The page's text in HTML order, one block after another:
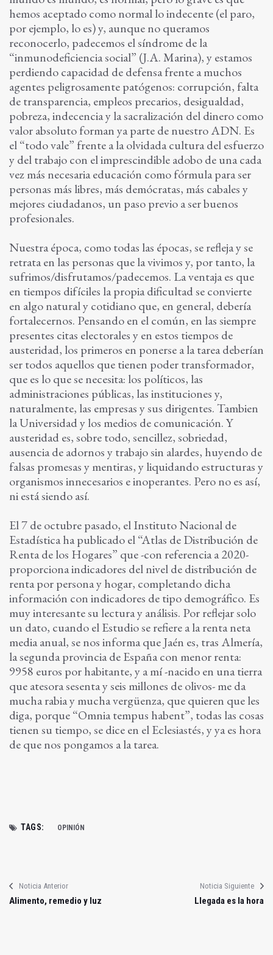
hemos aceptado como normal lo indecente (el paro,
por ejemplo, lo es) y, aunque no queramos
reconocerlo, padecemos el síndrome de la
“inmunodeficiencia social” (J.A. Marina), y estamos
perdiendo capacidad de defensa frente a muchos
agentes peligrosamente patógenos: corrupción, falta
de transparencia, empleos precarios, desigualdad,
pobreza, indecencia y la sacralización del dinero como
valor absoluto forman ya parte de nuestro ADN. Es
el “todo vale” frente a la olvidada cultura del esfuerzo
y del trabajo con el imprescindible adobo de una cada
vez más necesaria educación como fórmula para ser
personas más libres, más demócratas, más cabales y
mejores ciudadanos, un paso previo a ser buenos
profesionales.
Nuestra época, como todas las épocas, se refleja y se
retrata en las personas que la vivimos y, por tanto, la
sufrimos/disfrutamos/padecemos. La ventaja es que
en tiempos difíciles la propia dificultad se convierte
en algo natural y cotidiano que, en general, debería
fortalecernos. Pensando en el común, en las siempre
presentes citas electorales y en estos tiempos de
austeridad, los primeros en ponerse a la tarea deberían
ser todos aquellos que tienen poder transformador,
que es lo que se necesita: los políticos, las
administraciones públicas, las instituciones y,
naturalmente, las empresas y sus dirigentes. Tambien
la Universidad y los medios de comunicación. Y
austeridad es, sobre todo, sencillez, sobriedad,
ausencia de adornos y trabajo sin alardes, huyendo de
falsas promesas y mentiras, y liquidando estructuras y
organismos innecesarios e inoperantes. Pero no es así,
ni está siendo así.
El 7 de octubre pasado, el Instituto Nacional de
Estadística ha publicado el “Atlas de Distribución de
Renta de los Hogares” que -con referencia a 2020-
proporciona indicadores del nivel de distribución de
renta por persona y hogar, completando dicha
información con indicadores de tipo demográfico. Es
muy interesante su lectura y análisis. Por reflejar solo
un dato, cuando el Estudio se refiere a la renta neta
media anual, se nos informa que Jaén es, tras Almería,
la segunda provincia de España con menor renta:
9958 euros por habitante, y a mí -nacido en una tierra
que atesora sesenta y seis millones de olivos- me da
mucha rabia y mucha vergüenza, que quieren que les
diga, porque “Omnia tempus habent”, todas las cosas
tienen su tiempo, se dice en el Eclesiastés, y ya es hora
de que nos pongamos a la tarea.
TAGS: OPINIÓN
Noticia Anterior
Alimento, remedio y luz
Noticia Siguiente
Llegada es la hora